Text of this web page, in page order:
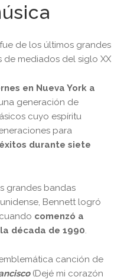
de los últimos grandes
de mediados del siglo XX
en Nueva York a
generación de
cuyo espíritu
para
durante siete
grandes bandas
Bennett logró
comenzó a
década de 1990.
canción de
(Dejé mi corazón